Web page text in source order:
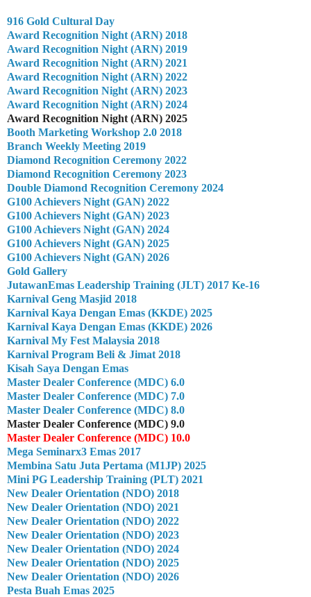
916 Gold Cultural Day
Award Recognition Night (ARN) 2018
Award Recognition Night (ARN) 2019
Award Recognition Night (ARN) 2021
Award Recognition Night (ARN) 2022
Award Recognition Night (ARN) 2023
Award Recognition Night (ARN) 2024
Award Recognition Night (ARN) 2025
Booth Marketing Workshop 2.0 2018
Branch Weekly Meeting 2019
Diamond Recognition Ceremony 2022
Diamond Recognition Ceremony 2023
Double Diamond Recognition Ceremony 2024
G100 Achievers Night (GAN) 2022
G100 Achievers Night (GAN) 2023
G100 Achievers Night (GAN) 2024
G100 Achievers Night (GAN) 2025
G100 Achievers Night (GAN) 2026
Gold Gallery
JutawanEmas Leadership Training (JLT) 2017 Ke-16
Karnival Geng Masjid 2018
Karnival Kaya Dengan Emas (KKDE) 2025
Karnival Kaya Dengan Emas (KKDE) 2026
Karnival My Fest Malaysia 2018
Karnival Program Beli & Jimat 2018
Kisah Saya Dengan Emas
Master Dealer Conference (MDC) 6.0
Master Dealer Conference (MDC) 7.0
Master Dealer Conference (MDC) 8.0
Master Dealer Conference (MDC) 9.0
Master Dealer Conference (MDC) 10.0
Mega Seminarx3 Emas 2017
Membina Satu Juta Pertama (M1JP) 2025
Mini PG Leadership Training (PLT) 2021
New Dealer Orientation (NDO) 2018
New Dealer Orientation (NDO) 2021
New Dealer Orientation (NDO) 2022
New Dealer Orientation (NDO) 2023
New Dealer Orientation (NDO) 2024
New Dealer Orientation (NDO) 2025
New Dealer Orientation (NDO) 2026
Pesta Buah Emas 2025